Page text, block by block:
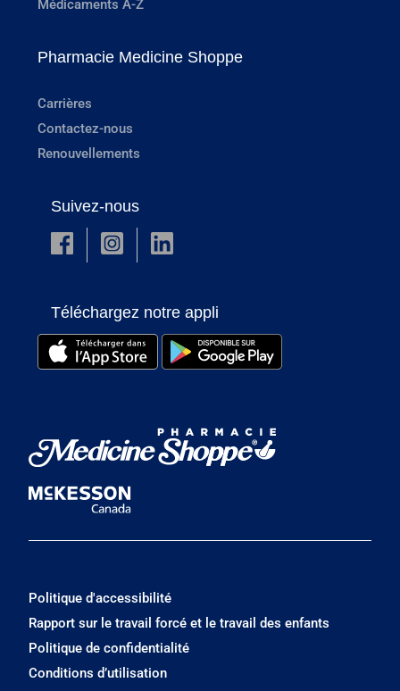
Médicaments A-Z
Pharmacie Medicine Shoppe
Carrières
Contactez-nous
Renouvellements
Suivez-nous
Téléchargez notre appli
Politique d'accessibilité
Rapport sur le travail forcé et le travail des enfants
Politique de confidentialité
Conditions d’utilisation